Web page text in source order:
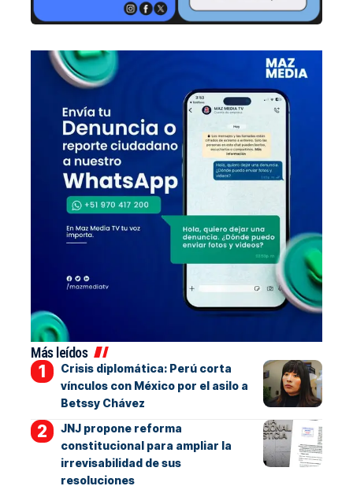
Más leídos
Crisis diplomática: Perú corta
vínculos con México por el asilo a
Betssy Chávez
JNJ propone reforma
constitucional para ampliar la
irrevisabilidad de sus
resoluciones